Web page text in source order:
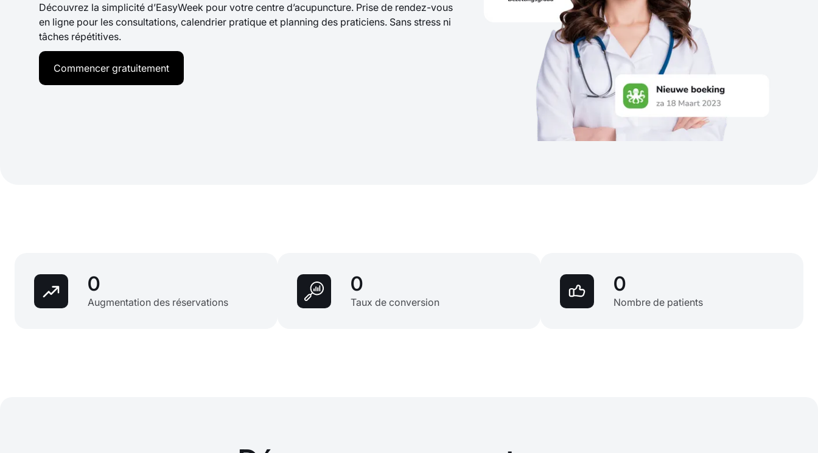
Découvrez la simplicité d’EasyWeek pour votre centre d’acupuncture. Prise de rendez-vous
en ligne pour les consultations, calendrier pratique et planning des praticiens. Sans stress ni
tâches répétitives.
Commencer gratuitement
0
Augmentation des réservations
0
Taux de conversion
0
Nombre de patients